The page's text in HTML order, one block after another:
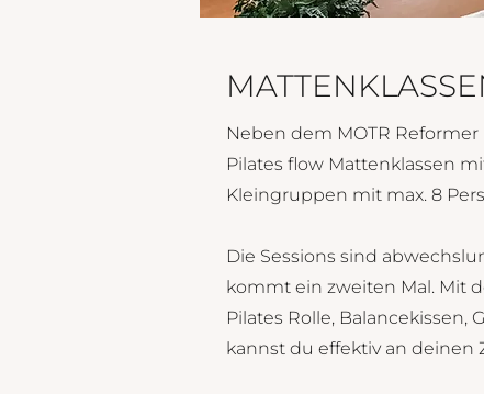
Neben dem MOTR
Pilates flow Mattenklassen
Kleingruppen mit max. 8
Die Sessions sind
kommt ein zweiten Mal. Mit
Pilates Rolle,
kannst du effektiv an deinen